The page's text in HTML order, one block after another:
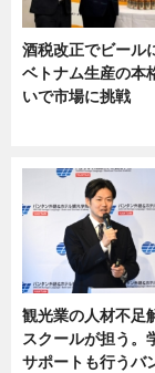
酒税改正でビール
ベトナム生産の本
いで市場に挑戦
観光業の人材不足
スクールが担う。
サポートも行うバ